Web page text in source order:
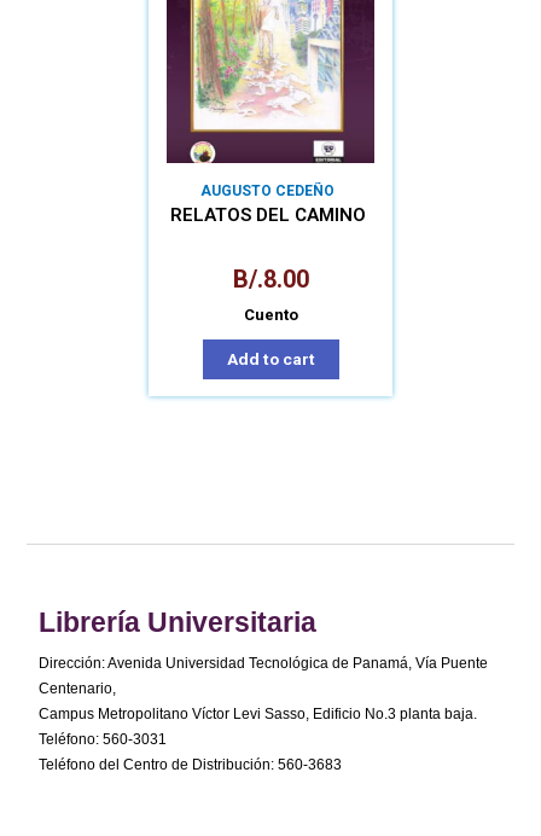
AUGUSTO CEDEÑO
RELATOS DEL CAMINO
B/.8.00
Cuento
Add to cart
Librería Universitaria
Dirección: Avenida Universidad Tecnológica de Panamá, Vía Puente
Centenario,
Campus Metropolitano Víctor Levi Sasso, Edificio No.3 planta baja.
Teléfono: 560-3031
Teléfono del Centro de Distribución: 560-3683